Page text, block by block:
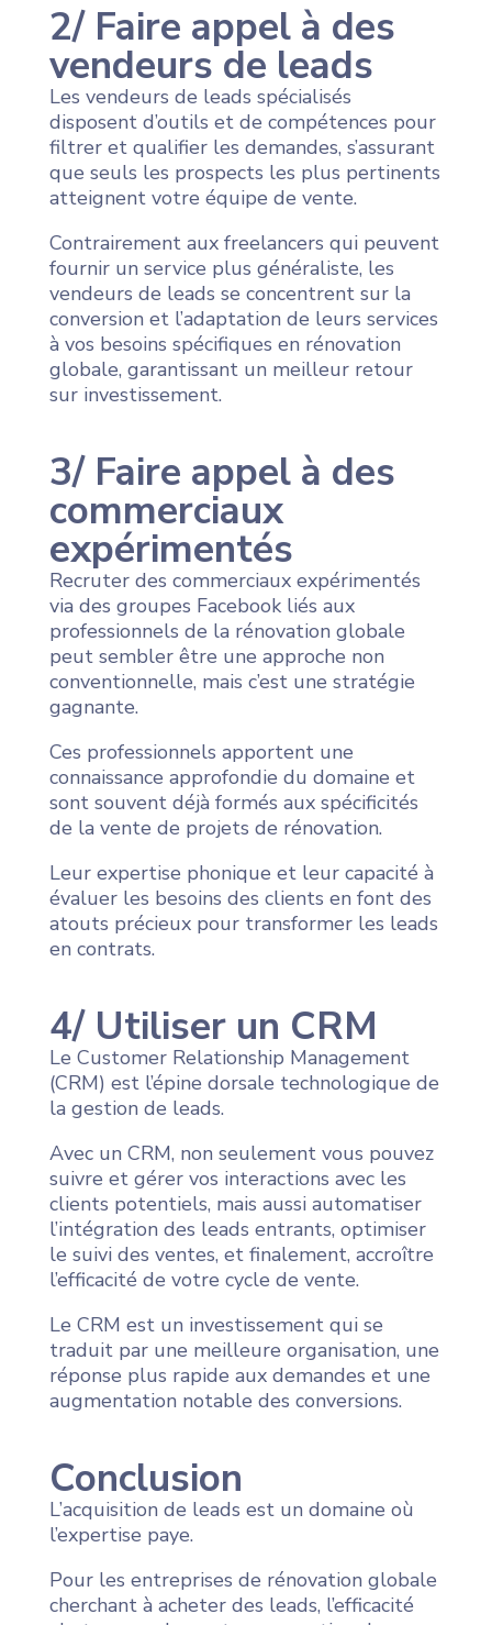
2/ Faire appel à des
vendeurs de leads
Les vendeurs de leads spécialisés
disposent d’outils et de compétences pour
filtrer et qualifier les demandes, s’assurant
que seuls les prospects les plus pertinents
atteignent votre équipe de vente.
Contrairement aux freelancers qui peuvent
fournir un service plus généraliste, les
vendeurs de leads se concentrent sur la
conversion et l’adaptation de leurs services
à vos besoins spécifiques en rénovation
globale, garantissant un meilleur retour
sur investissement.
3/ Faire appel à des
commerciaux
expérimentés
Recruter des commerciaux expérimentés
via des groupes Facebook liés aux
professionnels de la rénovation globale
peut sembler être une approche non
conventionnelle, mais c’est une stratégie
gagnante.
Ces professionnels apportent une
connaissance approfondie du domaine et
sont souvent déjà formés aux spécificités
de la vente de projets de rénovation.
Leur expertise phonique et leur capacité à
évaluer les besoins des clients en font des
atouts précieux pour transformer les leads
en contrats.
4/ Utiliser un CRM
Le Customer Relationship Management
(CRM) est l’épine dorsale technologique de
la gestion de leads.
Avec un CRM, non seulement vous pouvez
suivre et gérer vos interactions avec les
clients potentiels, mais aussi automatiser
l’intégration des leads entrants, optimiser
le suivi des ventes, et finalement, accroître
l’efficacité de votre cycle de vente.
Le CRM est un investissement qui se
traduit par une meilleure organisation, une
réponse plus rapide aux demandes et une
augmentation notable des conversions.
Conclusion
L’acquisition de leads est un domaine où
l’expertise paye.
Pour les entreprises de rénovation globale
cherchant à acheter des leads, l’efficacité